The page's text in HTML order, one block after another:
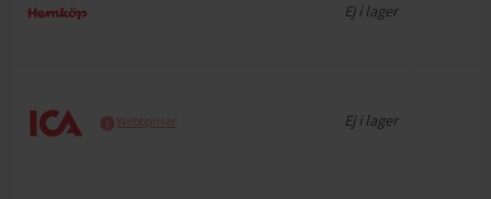
Ej i lager
Webbpriser Ej i lager